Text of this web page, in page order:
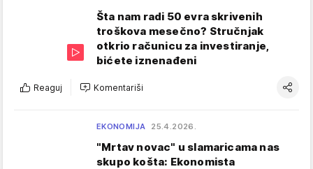
Šta nam radi 50 evra skrivenih
troškova mesečno? Stručnjak
otkrio računicu za investiranje,
bićete iznenađeni
Reaguj Komentariši
EKONOMIJA 25.4.2026.
"Mrtav novac" u slamaricama nas
skupo košta: Ekonomista